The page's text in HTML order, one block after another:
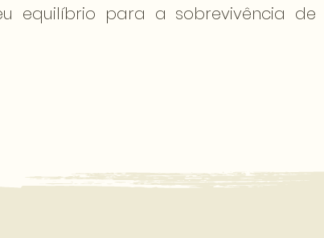
equilíbrio para a sobrevivência de